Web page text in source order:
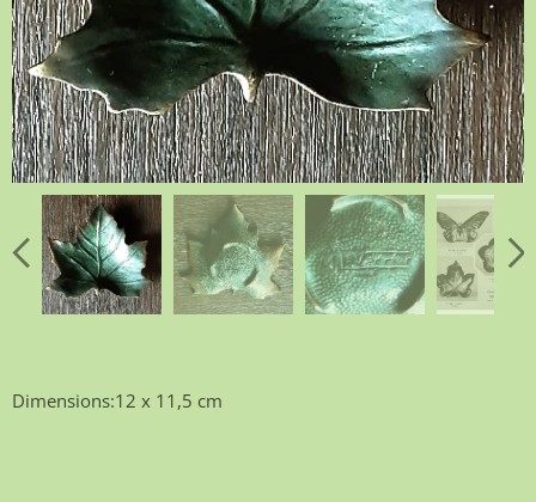
Dimensions:12 x 11,5 cm